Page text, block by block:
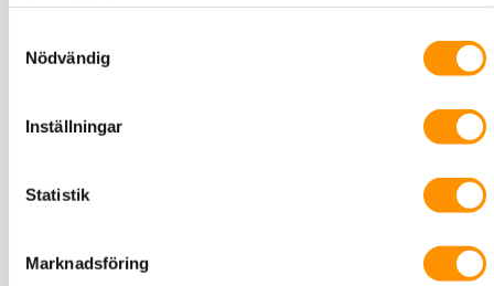
Nödvändig
Inställningar
Statistik
Marknadsföring